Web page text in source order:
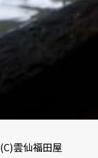
(C)雲仙福田屋